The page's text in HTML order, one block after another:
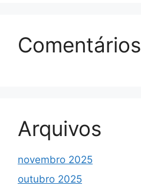
Comentários
Arquivos
novembro 2025
outubro 2025